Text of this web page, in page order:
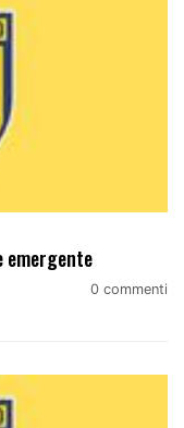
emergente
0 commenti